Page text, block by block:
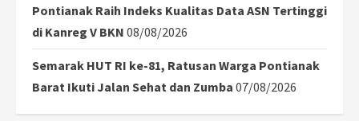
Pontianak Raih Indeks Kualitas Data ASN Tertinggi
di Kanreg V BKN 08/08/2026
Semarak HUT RI ke-81, Ratusan Warga Pontianak
Barat Ikuti Jalan Sehat dan Zumba 07/08/2026